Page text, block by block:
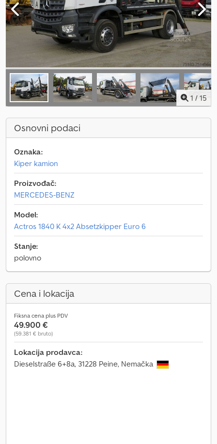
1 / 15
Osnovni podaci
Oznaka:
Kiper kamion
Proizvođač:
MERCEDES-BENZ
Model:
Actros 1840 K 4x2 Absetzkipper Euro 6
Stanje:
polovno
Cena i lokacija
Fiksna cena plus PDV
49.900 €
(59.381 € bruto)
Lokacija prodavca:
Dieselstraße 6+8a, 31228 Peine, Nemačka